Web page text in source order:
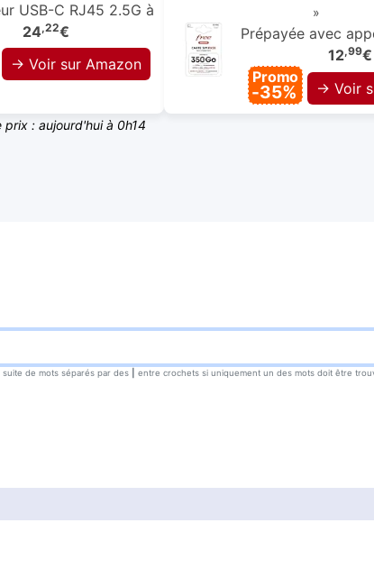
USB-C RJ45 2.5G à
24,22€
→ Voir sur Amazon
»
Prépayée avec
12,99€
Promo
-35% → Voir
prix : aujourd'hui à 0h14
de mots séparés par des
entre crochets si uniquement un des mots doit être